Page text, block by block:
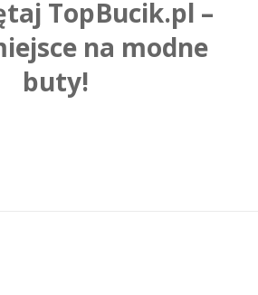
TopBucik.pl –
na modne
buty!